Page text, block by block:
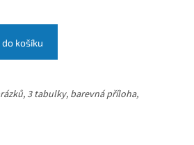
košíku
3 tabulky, barevná příloha,